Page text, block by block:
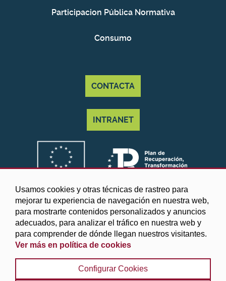
Usamos cookies y otras técnicas de rastreo para
mejorar tu experiencia de navegación en nuestra web,
para mostrarte contenidos personalizados y anuncios
adecuados, para analizar el tráfico en nuestra web y
para comprender de dónde llegan nuestros visitantes.
Ver más en política de cookies
Configurar Cookies
Participacion Pública Normativa
Consumo
CONTACTA
INTRANET
©2025 Diputación de Granada
Aviso legal y Política de privacidad | Política de cookies